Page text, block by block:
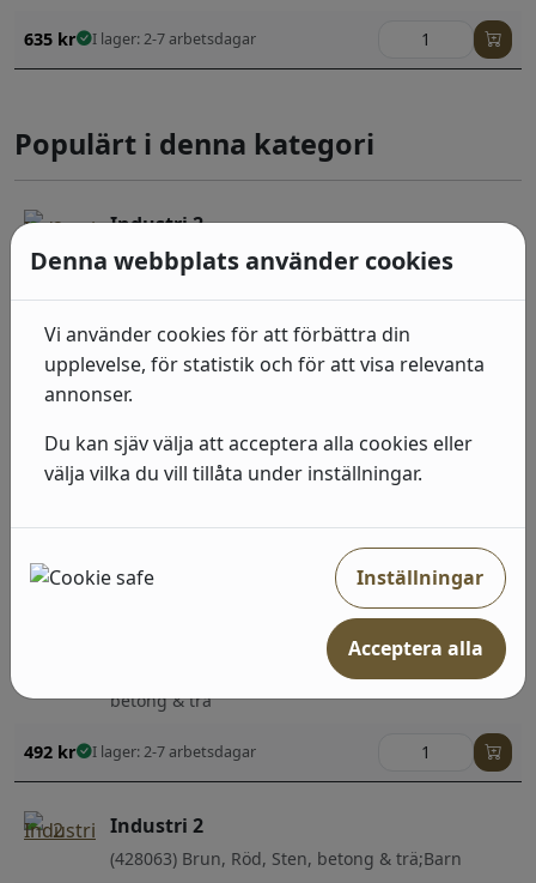
635 kr I lager: 2-7 arbetsdagar
Populärt i denna kategori
Industri 2
(939521) Grå, Neutral, Sten, betong & trä
Industri 2
(939538) Beige, Sten, betong & trä
492kr I lager: 2-7 arbetsdagar
(429237) Grå, Neutral, Enfärgade
415kr I lager: 2-7 arbetsdagar
(429435) Grå, Sten, betong & trä;Randiga;Sten,
betong & trä
492 kr I lager: 2-7 arbetsdagar
Industri 2
(428063) Brun, Röd, Sten, betong & trä;Barn
Denna webbplats använder cookies
Vi använder cookies för att förbättra din
upplevelse, för statistik och för att visa relevanta
annonser.
Du kan sjäv välja att acceptera alla cookies eller
välja vilka du vill tillåta under inställningar.
Inställningar
Acceptera alla